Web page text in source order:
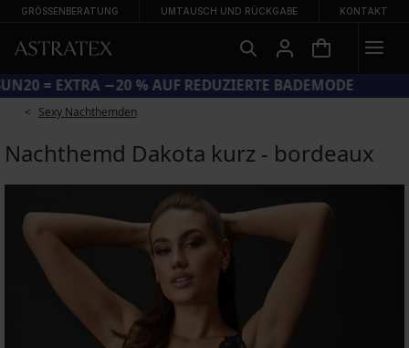
GRÖSSENBERATUNG UMTAUSCH UND RÜCKGABE KONTAKT
CODE SUN20 = EXTRA −20 % AUF REDUZIERTE BADEMODE
Sexy Nachthemden
Nachthemd Dakota kurz - bordeaux